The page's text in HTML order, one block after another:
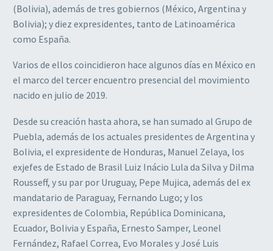
(Bolivia), además de tres gobiernos (México, Argentina y
Bolivia); y diez expresidentes, tanto de Latinoamérica
como España.
Varios de ellos coincidieron hace algunos días en México en
el marco del tercer encuentro presencial del movimiento
nacido en julio de 2019.
Desde su creación hasta ahora, se han sumado al Grupo de
Puebla, además de los actuales presidentes de Argentina y
Bolivia, el expresidente de Honduras, Manuel Zelaya, los
exjefes de Estado de Brasil Luiz Inácio Lula da Silva y Dilma
Rousseff, y su par por Uruguay, Pepe Mujica, además del ex
mandatario de Paraguay, Fernando Lugo; y los
expresidentes de Colombia, República Dominicana,
Ecuador, Bolivia y España, Ernesto Samper, Leonel
Fernández, Rafael Correa, Evo Morales y José Luis